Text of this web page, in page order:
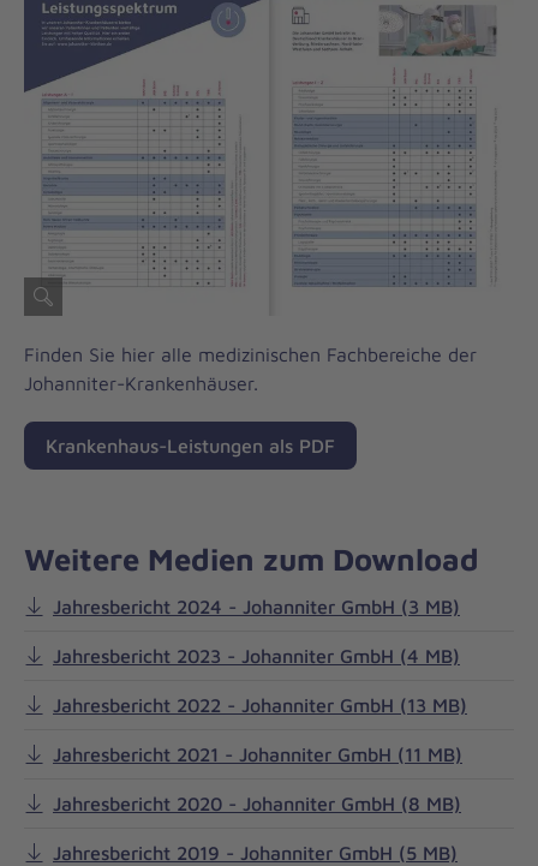
Finden Sie hier alle medizinischen Fachbereiche der
Johanniter-Krankenhäuser.
Krankenhaus-Leistungen als PDF
Weitere Medien zum Download
Jahresbericht 2024 - Johanniter GmbH (3 MB)
Jahresbericht 2023 - Johanniter GmbH (4 MB)
Jahresbericht 2022 - Johanniter GmbH (13 MB)
Jahresbericht 2021 - Johanniter GmbH (11 MB)
Jahresbericht 2020 - Johanniter GmbH (8 MB)
Jahresbericht 2019 - Johanniter GmbH (5 MB)